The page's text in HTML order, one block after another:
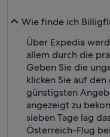
Wie finde ich
Über Expedia
allem durch die
Geben Sie die
klicken Sie auf
günstigsten
angezeigt zu
sieben Tage lag
Österreich-Flug